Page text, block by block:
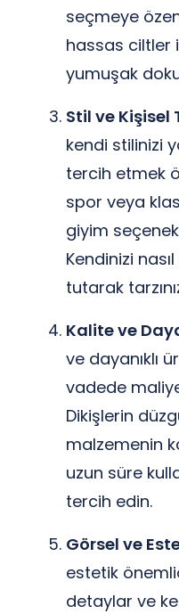
seçmeye
hassas ciltler
yumuşak
Stil ve Kişisel
kendi stilinizi
tercih etmek
spor veya
giyim
Kendinizi
tutarak
Kalite ve
ve dayanıklı
vadede
Dikişlerin
malzemenin
uzun süre
tercih edin.
Görsel ve
estetik
detaylar ve